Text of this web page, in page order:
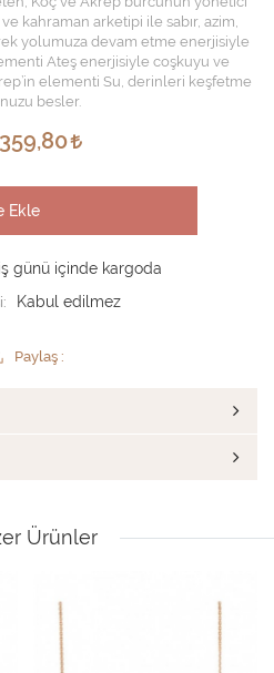
kahraman arketipi ile sabır, azim,
yolumuza devam etme enerjisiyle
Ateş enerjisiyle coşkuyu ve
elementi Su, derinleri keşfetme
besler.
Ekle
günü içinde kargoda
Paylaş :
Ürünler